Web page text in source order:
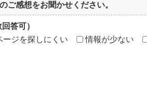
ご感想をお聞かせください。
答可）
ージを探しにくい
情報が少ない